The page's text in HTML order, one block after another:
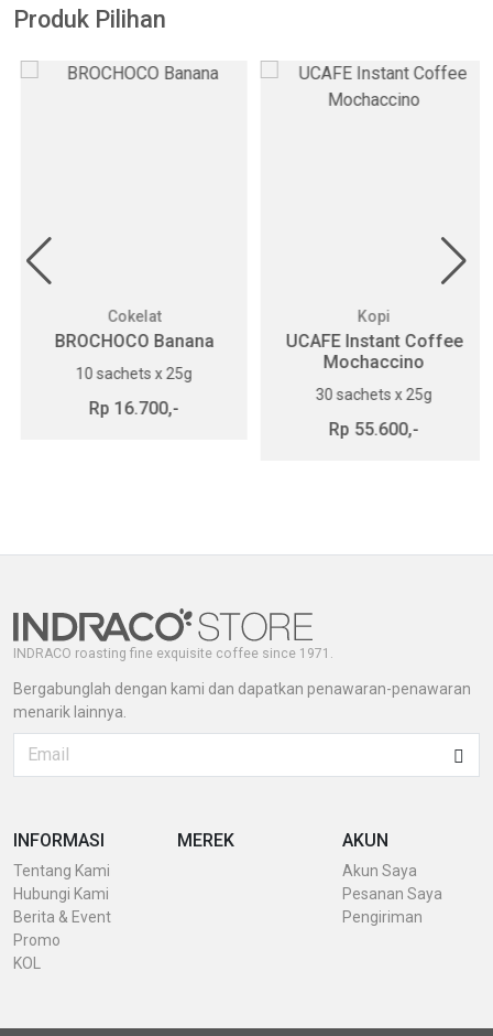
Produk Pilihan
Cokelat
BROCHOCO Banana
10 sachets x 25g
Rp 16.700,-
Kopi
UCAFE Instant Coffee
Mochaccino
30 sachets x 25g
Rp 55.600,-
INDRACO roasting fine exquisite coffee since 1971.
Bergabunglah dengan kami dan dapatkan penawaran-penawaran
menarik lainnya.
INFORMASI
Tentang Kami
Hubungi Kami
Berita & Event
Promo
KOL
MEREK AKUN
Akun Saya
Pesanan Saya
Pengiriman